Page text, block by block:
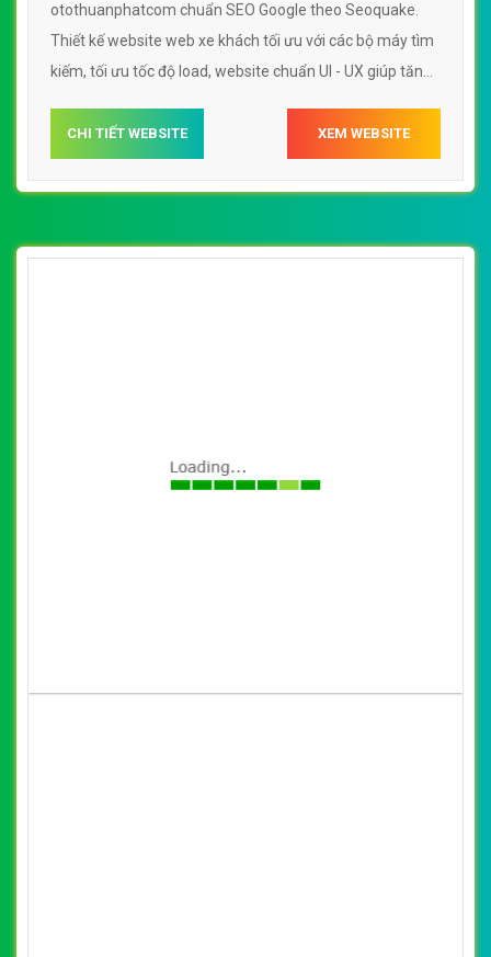
otothuanphatcom chuẩn SEO Google theo Seoquake.
Thiết kế website web xe khách tối ưu với các bộ máy tìm
kiếm, tối ưu tốc độ load, website chuẩn UI - UX giúp tăng
otothuanphatcom
CHI TIẾT WEBSITE XEM WEBSITE